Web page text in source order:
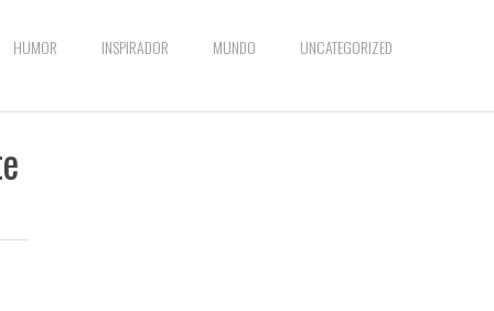
HUMOR INSPIRADOR MUNDO UNCATEGORIZED